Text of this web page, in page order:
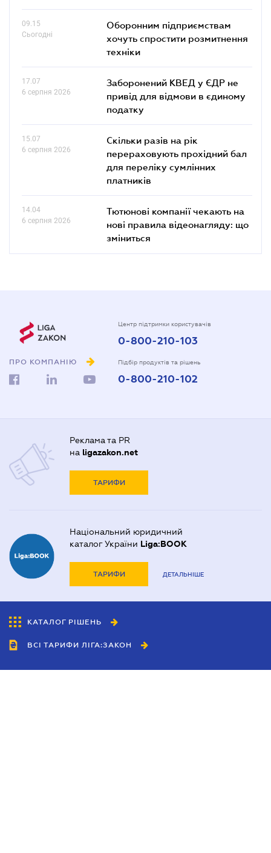
09.15
Сьогодні
Оборонним підприємствам
хочуть спростити розмитнення
техніки
17.07
6 серпня 2026
Заборонений КВЕД у ЄДР не
привід для відмови в єдиному
податку
15.07
6 серпня 2026
Скільки разів на рік
перераховують прохідний бал
для переліку сумлінних
платників
14.04
6 серпня 2026
Тютюнові компанії чекають на
нові правила відеонагляду: що
зміниться
ПРО КОМПАНІЮ
Центр підтримки користувачів
0-800-210-103
Підбір продуктів та рішень
0-800-210-102
Реклама та PR
на ligazakon.net
ТАРИФИ
Національний юридичний
каталог України Liga:BOOK
ТАРИФИ ДЕТАЛЬНІШЕ
КАТАЛОГ РІШЕНЬ
ВСІ ТАРИФИ ЛІГА:ЗАКОН